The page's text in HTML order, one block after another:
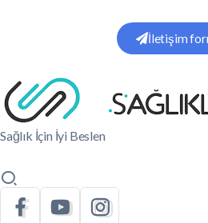
İletişim
Sağlık İçin İyi Beslen